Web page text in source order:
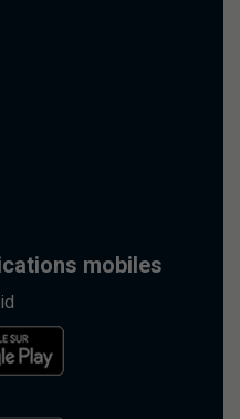
mobiles